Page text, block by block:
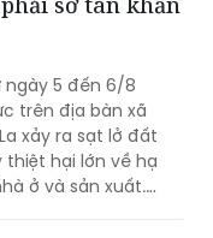
ngày 5 đến 6/8
trên địa bàn xã
xảy ra sạt lở đất
hại lớn về hạ
ở và sản xuất.